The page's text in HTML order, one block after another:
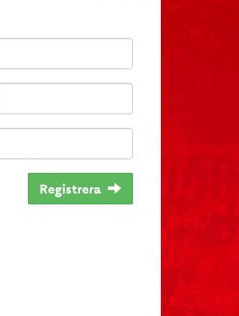
Registrera